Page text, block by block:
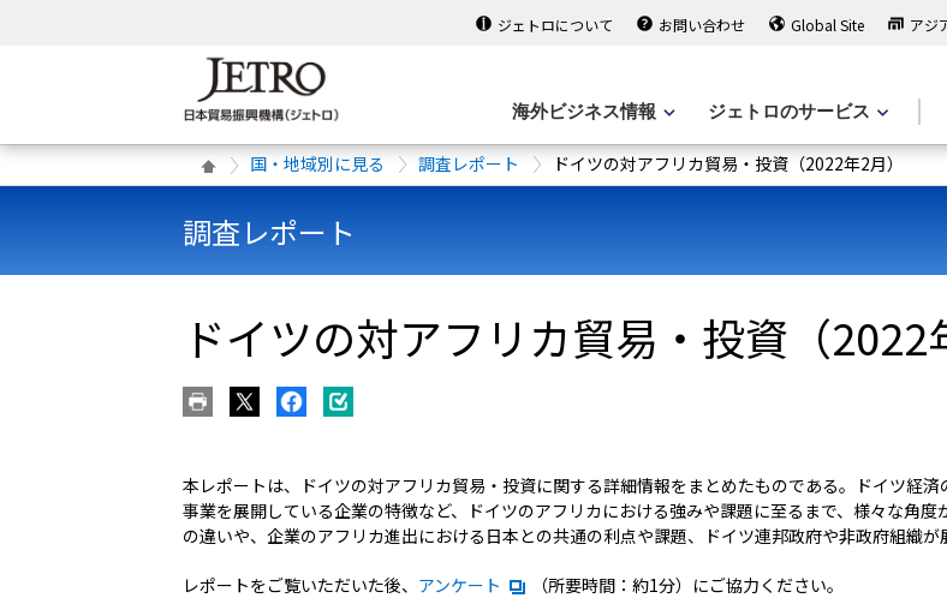
ジェトロについて お問い合わせ Global Site アジ
海外ビジネス情報 ジェトロのサービス
国・地域別に見る 調査レポート ドイツの対アフリカ貿易・投資（2022年2月）
調査レポート
ドイツの対アフリカ貿易・投資（2022
本レポートは、ドイツの対アフリカ貿易・投資に関する詳細情報をまとめたものである。ドイツ経
事業を展開している企業の特徴など、ドイツのアフリカにおける強みや課題に至るまで、様々な角
の違いや、企業のアフリカ進出における日本との共通の利点や課題、ドイツ連邦政府や非政府組織
レポートをご覧いただいた後、 アンケート （所要時間：約1分）にご協力ください。